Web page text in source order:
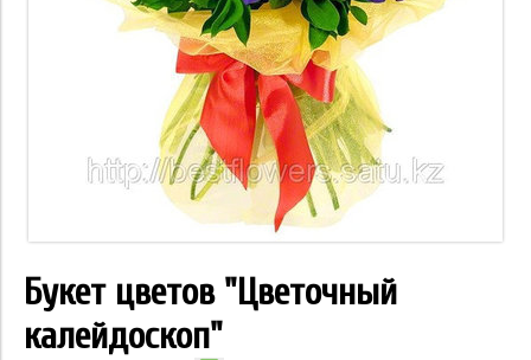
Букет цветов "Цветочный
калейдоскоп"